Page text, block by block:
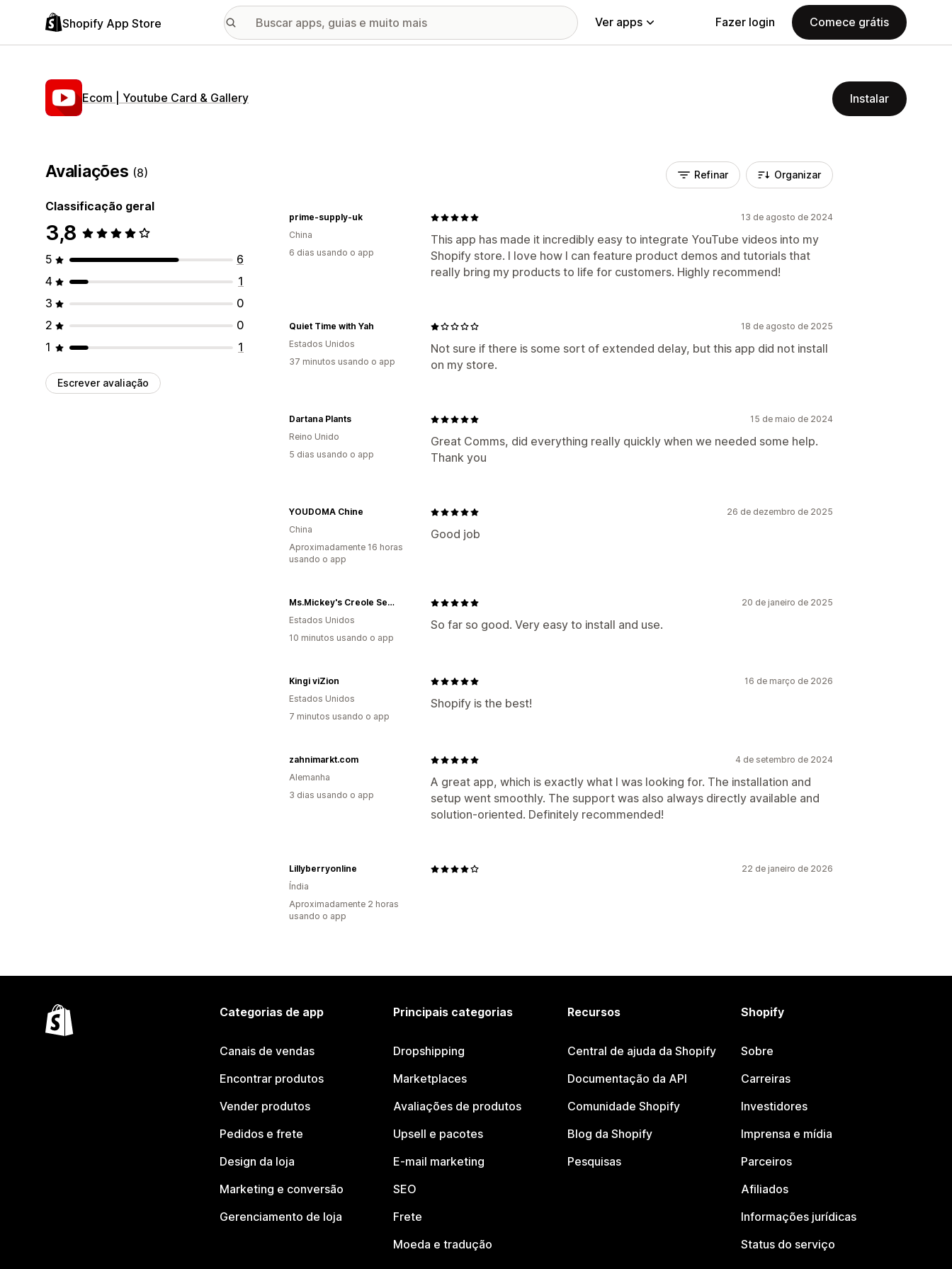
Shopify App Store Ver apps Fazer login Comece grátis
Ecom | Youtube Card & Gallery Instalar
Avaliações (8)
Classificação geral
3,8
5
6
4
1
3
0
2
0
1
1
Escrever avaliação
Refinar Organizar
13 de agosto de 2024
This app has made it incredibly easy to integrate YouTube videos into my
Shopify store. I love how I can feature product demos and tutorials that
really bring my products to life for customers. Highly recommend!
prime-supply-uk
China
6 dias usando o app
18 de agosto de 2025
Not sure if there is some sort of extended delay, but this app did not install
on my store.
Quiet Time with Yah
Estados Unidos
37 minutos usando o app
15 de maio de 2024
Great Comms, did everything really quickly when we needed some help.
Thank you
Dartana Plants
Reino Unido
5 dias usando o app
26 de dezembro de 2025
Good job
YOUDOMA Chine
China
Aproximadamente 16 horas
usando o app
20 de janeiro de 2025
So far so good. Very easy to install and use.
Ms.Mickey's Creole Seasonings
Estados Unidos
10 minutos usando o app
16 de março de 2026
Shopify is the best!
Kingi viZion
Estados Unidos
7 minutos usando o app
4 de setembro de 2024
A great app, which is exactly what I was looking for. The installation and
setup went smoothly. The support was also always directly available and
solution-oriented. Definitely recommended!
zahnimarkt.com
Alemanha
3 dias usando o app
22 de janeiro de 2026
Lillyberryonline
Índia
Aproximadamente 2 horas
usando o app
Categorias de app
Canais de vendas
Encontrar produtos
Vender produtos
Pedidos e frete
Design da loja
Marketing e conversão
Gerenciamento de loja
Principais categorias
Dropshipping
Marketplaces
Avaliações de produtos
Upsell e pacotes
E-mail marketing
SEO
Frete
Moeda e tradução
Recursos
Central de ajuda da Shopify
Documentação da API
Comunidade Shopify
Blog da Shopify
Pesquisas
Shopify
Sobre
Carreiras
Investidores
Imprensa e mídia
Parceiros
Afiliados
Informações jurídicas
Status do serviço